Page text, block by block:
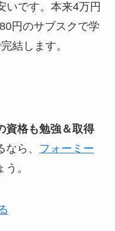
いです。本来4万円
円のサブスクで学
結します。
資格も勉強＆取得
ら、
フォーミー
。